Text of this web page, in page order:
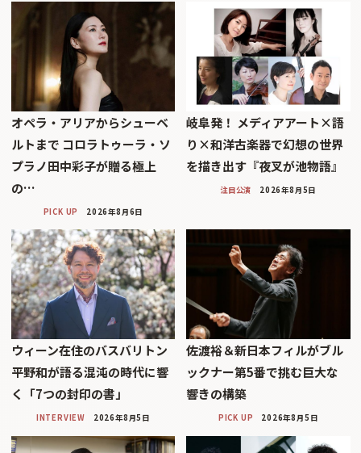
オペラ・アリアからシューベ
ルトまで コロラトゥーラ・ソ
プラノ田中彩子が贈る極上
の…
PICK UP 2026年8月6日
岐阜発！ メディアアート×語
り×和洋古楽器で幻想の世界
を描き出す『夜叉が池物語』
注目公演 2026年8月5日
ウィーン在住のバスバリトン
平野和が語る混沌の時代に響
く「7つの封印の書」
INTERVIEW 2026年8月5日
佐渡裕＆新日本フィルがブル
ックナー第5番で挑む巨大な
響きの構築
PICK UP 2026年8月5日